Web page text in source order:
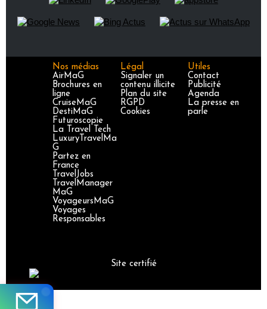
Nos médias
AirMaG
Brochures en
ligne
CruiseMaG
DestiMaG
Futuroscopie
La Travel Tech
LuxuryTravelMa
G
Partez en
France
TravelJobs
TravelManager
MaG
VoyageursMaG
Voyages
Responsables
Légal
Signaler un
contenu illicite
Plan du site
RGPD
Cookies
Utiles
Contact
Publicité
Agenda
La presse en
parle
Site certifié